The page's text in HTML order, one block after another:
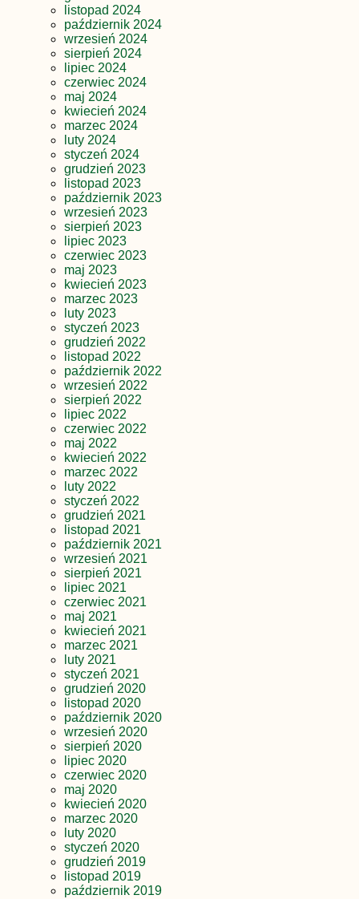
listopad 2024
październik 2024
wrzesień 2024
sierpień 2024
lipiec 2024
czerwiec 2024
maj 2024
kwiecień 2024
marzec 2024
luty 2024
styczeń 2024
grudzień 2023
listopad 2023
październik 2023
wrzesień 2023
sierpień 2023
lipiec 2023
czerwiec 2023
maj 2023
kwiecień 2023
marzec 2023
luty 2023
styczeń 2023
grudzień 2022
listopad 2022
październik 2022
wrzesień 2022
sierpień 2022
lipiec 2022
czerwiec 2022
maj 2022
kwiecień 2022
marzec 2022
luty 2022
styczeń 2022
grudzień 2021
listopad 2021
październik 2021
wrzesień 2021
sierpień 2021
lipiec 2021
czerwiec 2021
maj 2021
kwiecień 2021
marzec 2021
luty 2021
styczeń 2021
grudzień 2020
listopad 2020
październik 2020
wrzesień 2020
sierpień 2020
lipiec 2020
czerwiec 2020
maj 2020
kwiecień 2020
marzec 2020
luty 2020
styczeń 2020
grudzień 2019
listopad 2019
październik 2019